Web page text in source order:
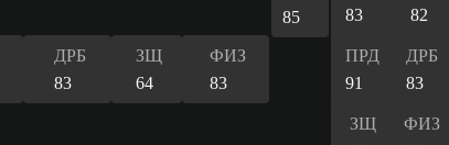
ДРБ
83
ЗЩ
64
ФИЗ
83
85
83
82
ПРД
91
ДРБ
83
ЗЩ
ФИЗ